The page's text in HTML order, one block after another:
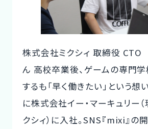
株式会社ミクシィ 取締役
ん 高校卒業後、ゲームの専門
するも「早く働きたい」という想
に株式会社イー・マーキュリー
クシィ）に入社。SNS『mixi』の